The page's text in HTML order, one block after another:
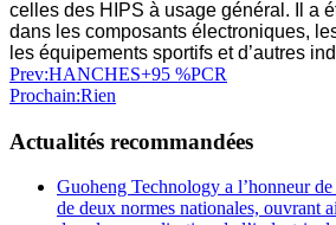
celles des HIPS à usage général. Il a
dans les composants électroniques,
les équipements sportifs et d’autres
Prev:HANCHES+95 %PCR
Prochain:Rien
Actualités recommandées
Guoheng Technology a l’honneur
de deux normes nationales, ouvrant